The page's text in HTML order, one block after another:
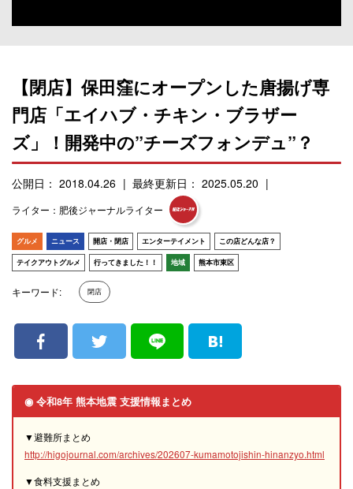
【閉店】保田窪にオープンした唐揚げ専
門店「エイハブ・チキン・ブラザー
ズ」！開発中の”チーズフォンデュ”？
公開日： 2018.04.26 最終更新日： 2025.05.20
ライター：肥後ジャーナルライター
グルメ ニュース 開店・閉店 エンターテイメント この店どんな店？
テイクアウトグルメ 行ってきました！！ 地域 熊本市東区
キーワード: 閉店
◉ 令和8年 熊本地震 支援情報まとめ
▼避難所まとめ
http://higojournal.com/archives/202607-kumamotojishin-hinanzyo.html
▼食料支援まとめ